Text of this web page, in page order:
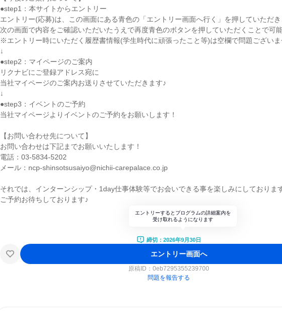
●step1：本サイトからエントリー
エントリー(応募)は、この画面にある青色の「エントリー画面へ行く」を押していただ
次の画面で内容をご確認いただいたうえで再度青色のボタンを押していただくことで可
※エントリー時にいただく履歴書情報(学生時代に頑張ったこと等)は空欄で問題ござい
↓
●step2：マイページのご案内
リクナビにご登録アドレス宛に
当社マイページのご案内お送りさせていただきます♪
↓
●step3：イベントのご予約
当社マイページよりイベントのご予約をお願いします！
【お問い合わせ先について】
お問い合わせは下記までお願いいたします！
電話：03-5834-5202
メール：ncp-shinsotsusaiyo@nichii-carepalace.co.jp
それでは、インターンシップ・1day仕事体験等でお会いできる事を楽しみにしておりま
ご予約お待ちしております♪
エントリーするとプログラムの詳細案内を
受け取れるようになります
締切：2026年9月30日
エントリー画面へ
原稿ID： 0eb7295355239700
問題を報告する